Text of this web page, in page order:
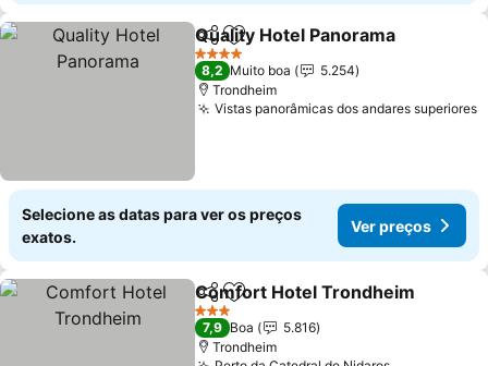
PartilharAdicionar aos favoritos
Quality Hotel Panorama
4 Estrelas
8,2 Muito boa
5.254
Trondheim
Vistas panorâmicas dos andares superiores
Selecione as datas para ver os preços
exatos.
Ver preços
PartilharAdicionar aos favoritos
Comfort Hotel Trondheim
3 Estrelas
7,9 Boa
5.816
Trondheim